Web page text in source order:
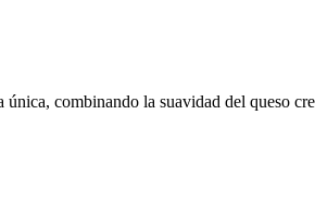
combinando la suavidad del queso